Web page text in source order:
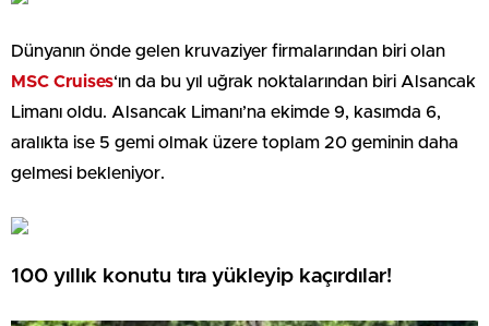
Dünyanın önde gelen kruvaziyer firmalarından biri olan
MSC Cruises‘ın da bu yıl uğrak noktalarından biri Alsancak
Limanı oldu. Alsancak Limanı’na ekimde 9, kasımda 6,
aralıkta ise 5 gemi olmak üzere toplam 20 geminin daha
gelmesi bekleniyor.
100 yıllık konutu tıra yükleyip kaçırdılar!